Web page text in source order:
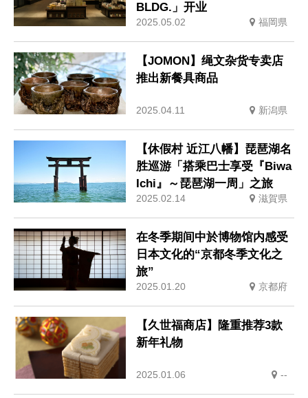
BLDG.」开业
2025.05.02 福岡県
【JOMON】绳文杂货专卖店
推出新餐具商品
2025.04.11 新潟県
【休假村 近江八幡】琵琶湖名
胜巡游「搭乘巴士享受『Biwa
Ichi』～琵琶湖一周」之旅
2025.02.14 滋賀県
在冬季期间中於博物馆内感受
日本文化的“京都冬季文化之
旅”
2025.01.20 京都府
【久世福商店】隆重推荐3款
新年礼物
2025.01.06 --